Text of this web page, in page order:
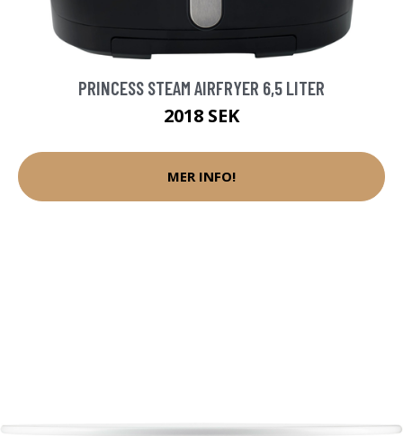
PRINCESS STEAM AIRFRYER 6,5 LITER
2018 SEK
MER INFO!